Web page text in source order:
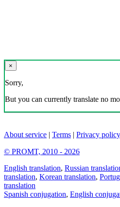
×
Sorry,
But you can currently translate no
About service | Terms | Privacy policy
© PROMT, 2010 - 2026
English translation, Russian
translation, Korean translation,
translation
Spanish conjugation, English